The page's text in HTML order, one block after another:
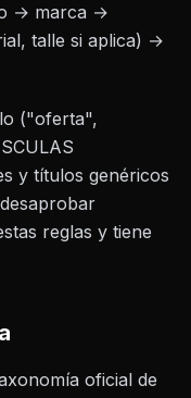
→ marca →
talle si aplica) →
("oferta",
y títulos genéricos
reglas y tiene
oficial de